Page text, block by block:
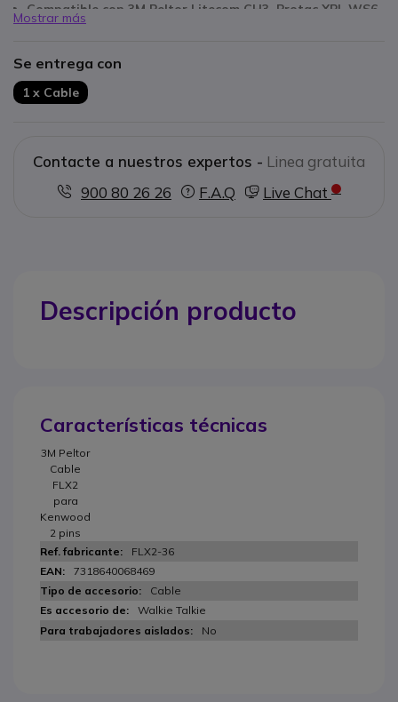
Compatible con 3M Peltor Litecom CH3, Protac XPI, WS6,
PRO3, Plus
Kenwood 2 pins
KENWOOD NX220, TK3360, TK3501, TK3401, TK 3701,
compatible con UBZ - MIDLAND CT210, CT890, CT710,
Mostrar más
Se entrega con
1 x Cable
Contacte a nuestros expertos - Linea gratuita
900 80 26 26
F.A.Q Live Chat
Descripción producto
Características técnicas
3M Peltor
Cable
FLX2
para
Kenwood
2 pins
FLX2-36
7318640068469
Cable
Walkie Talkie
No